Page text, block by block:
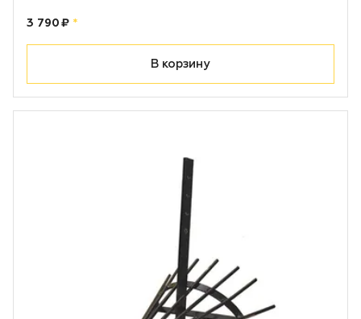
Цена:
3 790 ₽ рублей
*
В корзину